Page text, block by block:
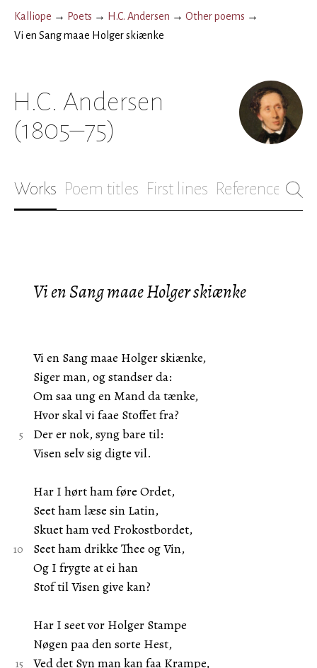
Kalliope → Poets → H.C. Andersen → Other poems →
Vi en Sang maae Holger skiænke
H.C. Andersen
(1805–75)
Works Poem titles First lines References
Vi en Sang maae Holger skiænke
Vi en Sang maae Holger skiænke,
Siger man, og standser da:
Om saa ung en Mand da tænke,
Hvor skal vi faae Stoffet fra?
Der er nok, syng bare til:
Visen selv sig digte vil.
Har I hørt ham føre Ordet,
Seet ham læse sin Latin,
Skuet ham ved Frokostbordet,
Seet ham drikke Thee og Vin,
Og I frygte at ei han
Stof til Visen give kan?
Har I seet vor Holger Stampe
Nøgen paa den sorte Hest,
Ved det Syn man kan faa Krampe,